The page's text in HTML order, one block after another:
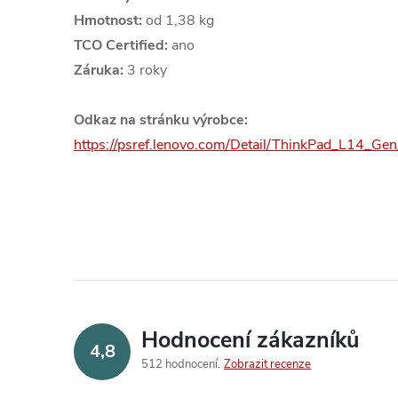
Hmotnost: od 1,38 kg
TCO Certified: ano
Záruka: 3 roky
Odkaz na stránku výrobce:
https://psref.lenovo.com/Detail/
4,8 Hodnocení zákazníků
512 hodnocení Zobrazit recenze